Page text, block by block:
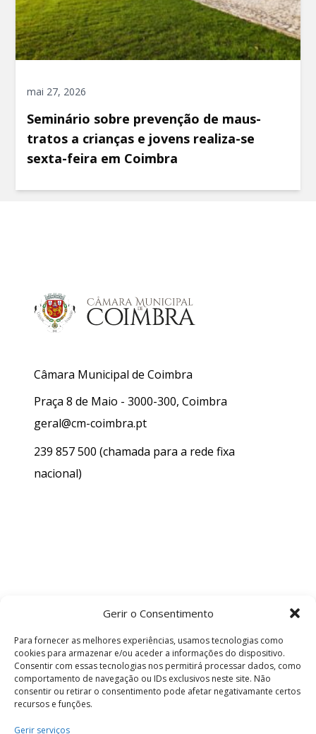
Gerir o Consentimento
Para fornecer as melhores experiências, usamos tecnologias como
cookies para armazenar e/ou aceder a informações do dispositivo.
Consentir com essas tecnologias nos permitirá processar dados, como
comportamento de navegação ou IDs exclusivos neste site. Não
consentir ou retirar o consentimento pode afetar negativamante certos
recursos e funções.
Gerir serviços
mai 27, 2026
Seminário sobre prevenção de maus-
tratos a crianças e jovens realiza-se
sexta-feira em Coimbra
Câmara Municipal de Coimbra
Praça 8 de Maio - 3000-300, Coimbra
geral@cm-coimbra.pt
239 857 500 (chamada para a rede fixa
nacional)
Termos e Condições